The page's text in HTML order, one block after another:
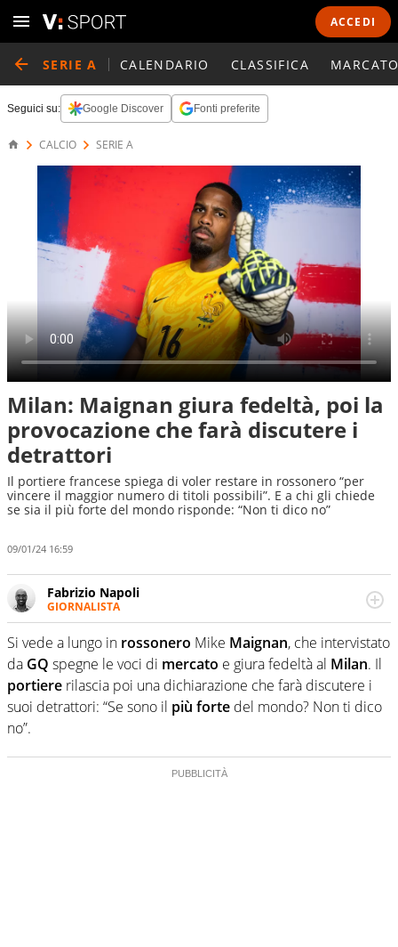
ACCEDI
SERIE A CALENDARIO CLASSIFICA
Seguici su: Google Discover Fonti preferite
CALCIO SERIE A
Milan: Maignan giura fedeltà, poi la
provocazione che farà discutere i
detrattori
Il portiere francese spiega di voler restare in rossonero “per
vincere il maggior numero di titoli possibili”. E a chi gli chiede
se sia il più forte del mondo risponde: “Non ti dico no”
09/01/24 16:59
Fabrizio Napoli
GIORNALISTA
Giornalista professionista, per Virgilio Sport segue anche
il calcio ma è con la pallanuoto che esalta competenze e
passioni. Cura la comunicazione di HaBaWaBa, il più
grande festival di waterpolo per bambini al mondo
Si vede a lungo in rossonero Mike Maignan, che intervistato
da GQ spegne le voci di mercato e giura fedeltà al Milan. Il
portiere rilascia poi una dichiarazione che farà discutere i
suoi detrattori: “Se sono il più forte del mondo? Non ti dico
no”.